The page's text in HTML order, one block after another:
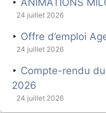
24 juillet 2026
Offre d’emploi
24 juillet 2026
Compte-rendu
2026
24 juillet 2026